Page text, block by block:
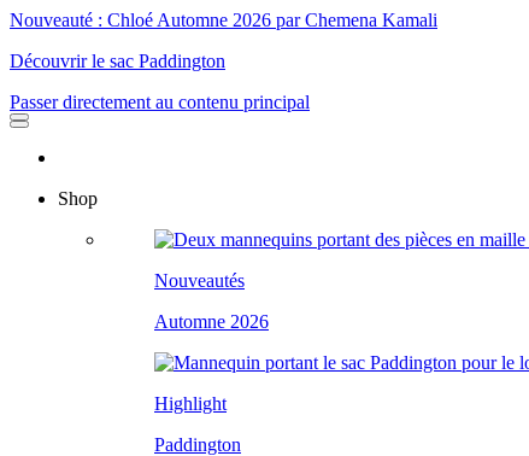
Nouveauté : Chloé Automne 2026 par Chemena Kamali
Découvrir le sac Paddington
Passer directement au contenu principal
Shop
Nouveautés
Automne 2026
Highlight
Paddington